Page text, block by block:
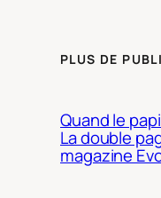
PLUS DE
Quand le
La double
magazine